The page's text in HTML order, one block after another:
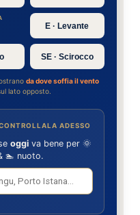
E · Levante
SE · Scirocco
da dove soffia il vento
lato opposto.
ADESSO
oggiva bene per 🌞
🏊 nuoto.